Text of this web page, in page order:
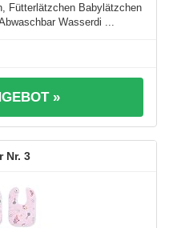
Fütterlätzchen Babylätzchen
Wasserdi ...
»
3